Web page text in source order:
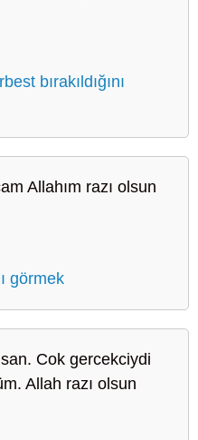
bırakıldığını
Allahım razı olsun
görmek
Cok gercekciydi
Allah razı olsun